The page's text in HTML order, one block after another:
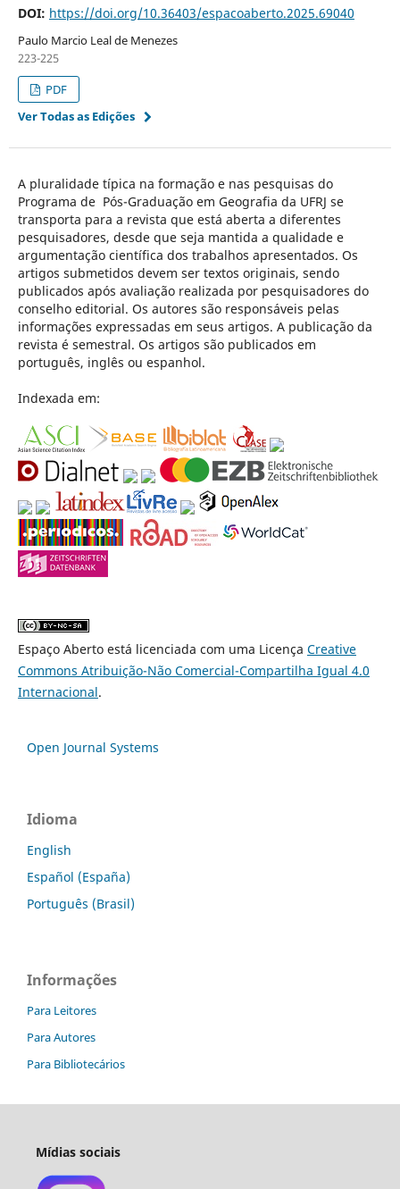
DOI: https://doi.org/10.36403/espacoaberto.2025.69040
Paulo Marcio Leal de Menezes
223-225
PDF
Ver Todas as Edições
A pluralidade típica na formação e nas pesquisas do
Programa de Pós-Graduação em Geografia da UFRJ se
transporta para a revista que está aberta a diferentes
pesquisadores, desde que seja mantida a qualidade e
argumentação científica dos trabalhos apresentados. Os
artigos submetidos devem ser textos originais, sendo
publicados após avaliação realizada por pesquisadores do
conselho editorial. Os autores são responsáveis pelas
informações expressadas em seus artigos. A publicação da
revista é semestral. Os artigos são publicados em
português, inglês ou espanhol.
Indexada em:
Espaço Aberto está licenciada com uma Licença Creative
Commons Atribuição-Não Comercial-Compartilha Igual 4.0
Internacional.
Open Journal Systems
Idioma
English
Español (España)
Português (Brasil)
Informações
Para Leitores
Para Autores
Para Bibliotecários
Mídias sociais